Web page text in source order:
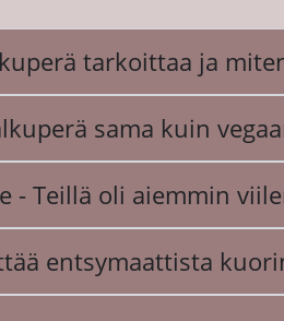
tarkoittaa ja
sama kuin
- Teillä oli aiemmin
entsymaattista